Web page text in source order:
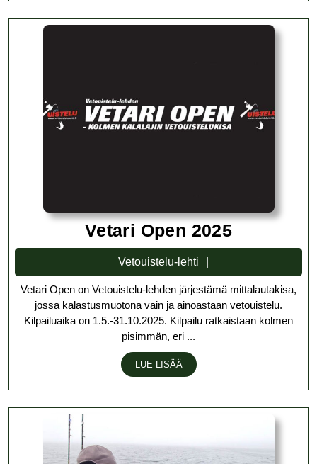
Vetari Open 2025Vetari
Open
2025
Vetouistelu-lehti
lehti
Vetari Open on Vetouistelu-lehden järjestämä mittalautakisa,
jossa kalastusmuotona vain ja ainoastaan vetouistelu.
Kilpailuaika on 1.5.-31.10.2025. Kilpailu ratkaistaan kolmen
pisimmän, eri ...
LUE LISÄÄ LUE
LISÄÄ